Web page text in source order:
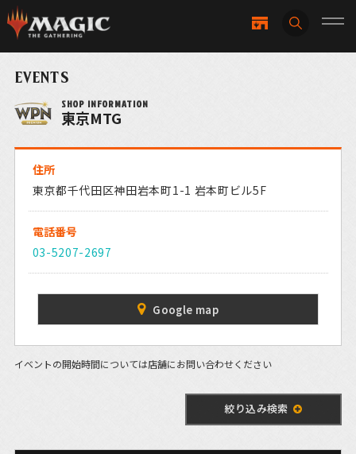
EVENTS
SHOP INFORMATION
東京MTG
住所
東京都千代田区神田岩本町1-1 岩本町ビル5F
電話番号
03-5207-2697
Google map
イベントの開始時間については店舗にお問い合わせください
絞り込み検索